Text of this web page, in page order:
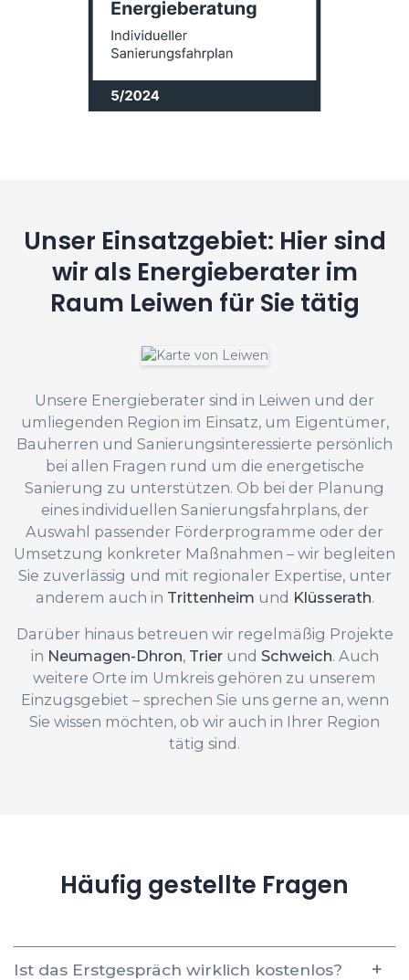
Unser Einsatzgebiet: Hier sind
wir als Energieberater im
Raum Leiwen für Sie tätig
Unsere Energieberater sind in Leiwen und der
umliegenden Region im Einsatz, um Eigentümer,
Bauherren und Sanierungsinteressierte persönlich
bei allen Fragen rund um die energetische
Sanierung zu unterstützen. Ob bei der Planung
eines individuellen Sanierungsfahrplans, der
Auswahl passender Förderprogramme oder der
Umsetzung konkreter Maßnahmen – wir begleiten
Sie zuverlässig und mit regionaler Expertise, unter
anderem auch in Trittenheim und Klüsserath.
Darüber hinaus betreuen wir regelmäßig Projekte
in Neumagen-Dhron, Trierund Schweich. Auch
weitere Orte im Umkreis gehören zu unserem
Einzugsgebiet – sprechen Sie uns gerne an, wenn
Sie wissen möchten, ob wir auch in Ihrer Region
tätig sind.
Häufig gestellte Fragen
Ist das Erstgespräch wirklich kostenlos?